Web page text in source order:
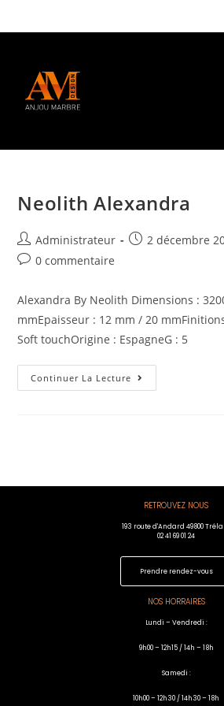
Neolith Alexandra
Administrateur 2 décembre
0 commentaire
Alexandra By Neolith Dimensions :
mmEpaisseur : 12 mm / 20
Soft touchOrigine : EspagneG : 5
Continuer La Lecture
RETROUVEZ NOUS
193 route d'Andard 49800
02 41 69 01 24
Prendre rendez-vous
NOS HORRAIRES
Lundi – Vendredi :
9h00 – 12h15 / 14h – 18h
Samedi :
10h00 – 12h30 / 14h30 – 18h